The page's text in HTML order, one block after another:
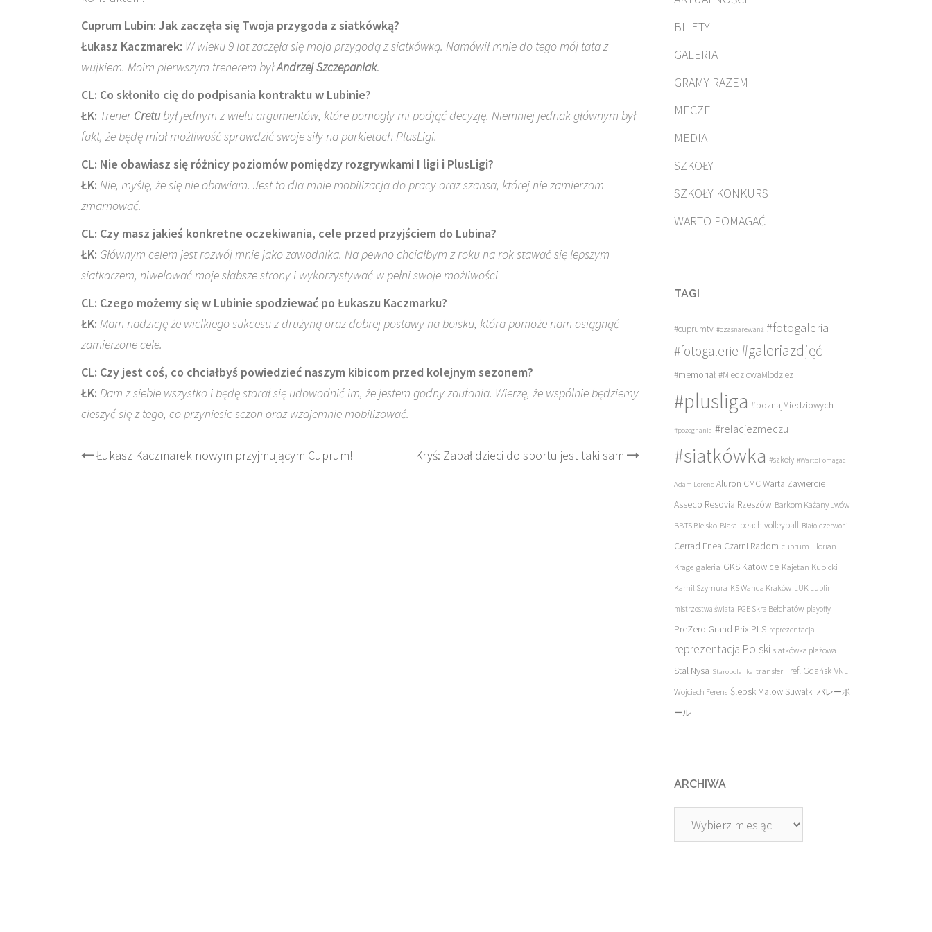
Cuprum Lubin: Jak zaczęła się Twoja przygoda z siatkówką?
Łukasz Kaczmarek: W wieku 9 lat zaczęła się moja przygodą z siatkówką. Namówił mnie do tego mój tata z
wujkiem. Moim pierwszym trenerem byłAndrzej Szczepaniak.
CL: Co skłoniło cię do podpisania kontraktu w Lubinie?
ŁK: TrenerCretubył jednym z wielu argumentów, które pomogły mi podjąć decyzję. Niemniej jednak głównym był
fakt, że będę miał możliwość sprawdzić swoje siły na parkietach PlusLigi.
CL: Nie obawiasz się różnicy poziomów pomiędzy rozgrywkami I ligi i PlusLigi?
ŁK: Nie, myślę, że się nie obawiam. Jest to dla mnie mobilizacja do pracy oraz szansa, której nie zamierzam
zmarnować.
CL: Czy masz jakieś konkretne oczekiwania, cele przed przyjściem do Lubina?
ŁK: Głównym celem jest rozwój mnie jako zawodnika. Na pewno chciałbym z roku na rok stawać się lepszym
siatkarzem, niwelować moje słabsze strony i wykorzystywać w pełni swoje możliwości
CL: Czego możemy się w Lubinie spodziewać po Łukaszu Kaczmarku?
ŁK: Mam nadzieję że wielkiego sukcesu z drużyną oraz dobrej postawy na boisku, która pomoże nam osiągnąć
zamierzone cele.
CL: Czy jest coś, co chciałbyś powiedzieć naszym kibicom przed kolejnym sezonem?
ŁK: Dam z siebie wszystko i będę starał się udowodnić im, że jestem godny zaufania. Wierzę, że wspólnie będziemy
cieszyć się z tego, co przyniesie sezon oraz wzajemnie mobilizować.
Post
Łukasz Kaczmarek nowym przyjmującym Cuprum! Kryś: Zapał dzieci do sportu jest taki sam
BILETY
GALERIA
GRAMY RAZEM
MECZE
MEDIA
SZKOŁY
SZKOŁY KONKURS
WARTO POMAGAĆ
TAGI
#cuprumtv #czasnarewanż #fotogaleria
#fotogalerie #galeriazdjęć
#memoriał #MiedziowaMlodziez
#plusliga #poznajMiedziowych
#pożegnania #relacjezmeczu
#siatkówka #szkoły #WartoPomagac
Adam Lorenc Aluron CMC Warta Zawiercie
Asseco Resovia Rzeszów Barkom Każany Lwów
BBTS Bielsko-Biała beach volleyball Biało-czerwoni
Cerrad Enea Czarni Radom cuprum Florian
Krage galeria GKS Katowice Kajetan Kubicki
Kamil Szymura KS Wanda Kraków LUK Lublin
mistrzostwa świata PGE Skra Bełchatów playoffy
PreZero Grand Prix PLS reprezentacja
reprezentacja Polski siatkówka plażowa
Stal Nysa Staropolanka transfer Trefl Gdańsk VNL
Wojciech Ferens Ślepsk Malow Suwałki バレーボ
ール
ARCHIWA
Archiwa